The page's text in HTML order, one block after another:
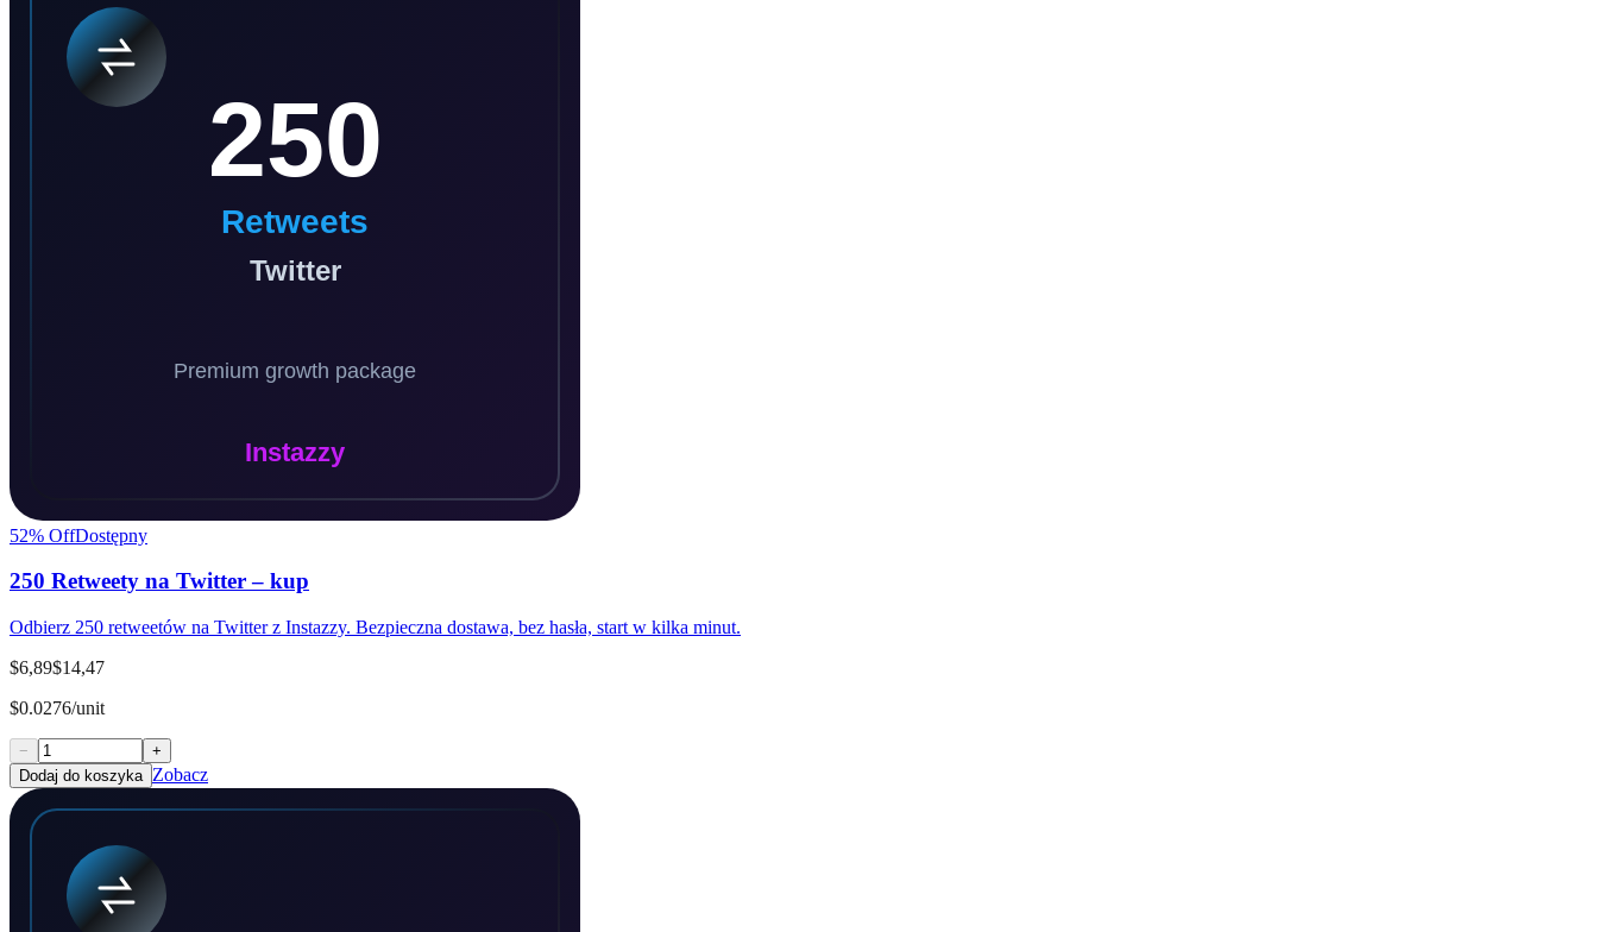
52% OffDostępny
250 Retweety na Twitter – kup
Odbierz 250 retweetów na Twitter z Instazzy. Bezpieczna dostawa, bez hasła, start w kilka minut.
$6,89$14,47
$0.0276/unit
−
+
Dodaj do koszyka Zobacz